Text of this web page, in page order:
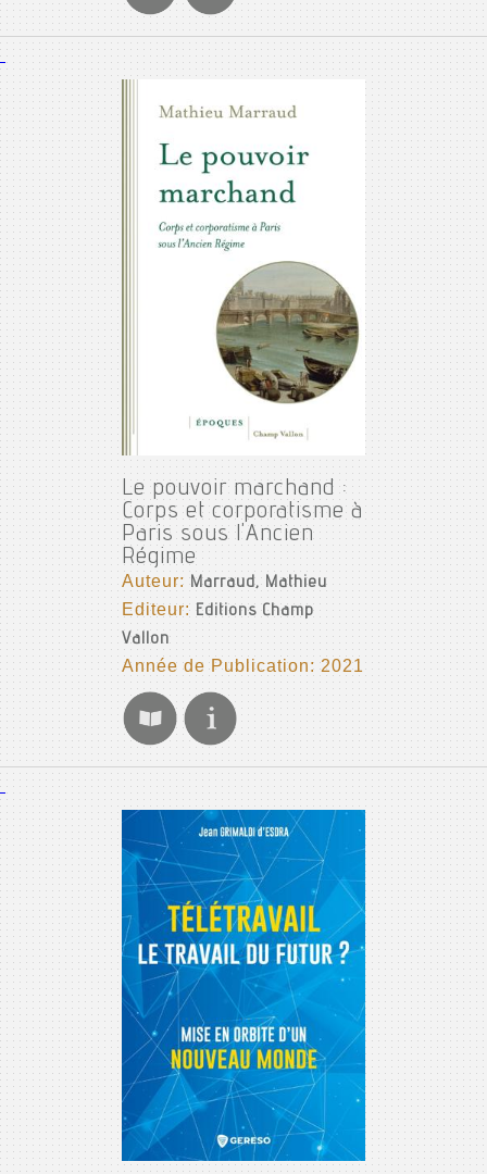
Le pouvoir marchand :
Corps et corporatisme à
Paris sous l'Ancien
Régime
Auteur:Marraud, Mathieu
Editeur: Editions Champ
Vallon
Année de Publication: 2021